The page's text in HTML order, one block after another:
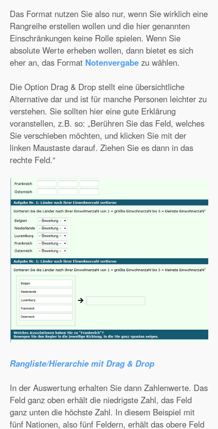
Das Format nutzen Sie also nur, wenn Sie wirklich eine
Rangreihe erstellen wollen und die hier genannten
Einschränkungen keine Rolle spielen. Wenn Sie
absolute Werte erheben wollen, dann bietet es sich
eher an, das Format Notenvergabe zu wählen.
Die Option Drag & Drop stellt eine übersichtliche
Alternative dar und ist für manche Personen leichter zu
verstehen. Sie sollten hier eine gute Erklärung
voranstellen, z.B. so: „Berühren Sie das Feld, welches
Sie verschieben möchten, und klicken Sie mit der
linken Maustaste darauf. Ziehen Sie es dann in das
rechte Feld.“
Rangliste/Hierarchie mit Drag & Drop
In der Auswertung erhalten Sie dann Zahlenwerte. Das
Feld ganz oben erhält die niedrigste Zahl, das Feld
ganz unten die höchste Zahl. In diesem Beispiel mit
fünf Nationen, also fünf Feldern, erhält das obere Feld